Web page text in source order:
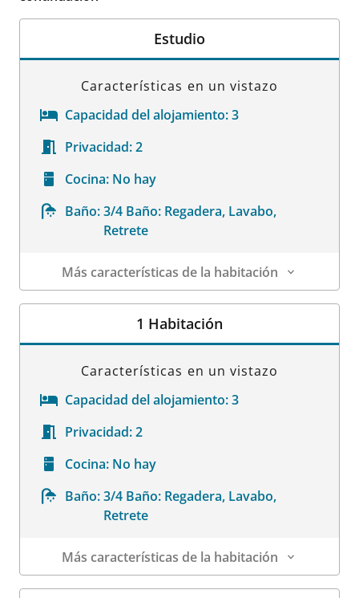
Estudio
Características en un vistazo
Capacidad del alojamiento:3
Privacidad:2
Cocina: No hay
Baño: 3/4 Baño: Regadera, Lavabo,
Retrete
Más características de la habitación
Datos de la habitación
1 Habitación
Características en un vistazo
Capacidad del alojamiento:3
Privacidad:2
Cocina: No hay
Baño: 3/4 Baño: Regadera, Lavabo,
Retrete
Más características de la habitación
Datos de la habitación